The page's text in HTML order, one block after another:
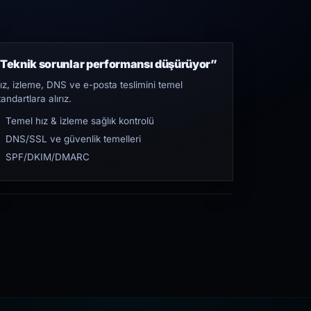
sorunlar performansı düşürüyor”
izleme, DNS ve e-posta teslimini temel
alırız.
Temel hız & izleme sağlık kontrolü
DNS/SSL ve güvenlik temelleri
SPF/DKIM/DMARC